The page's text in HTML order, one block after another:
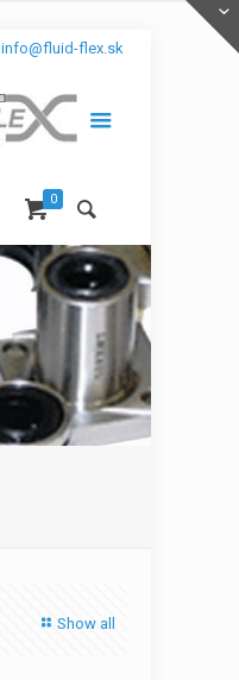
info@fluid-flex.sk
0
Show all